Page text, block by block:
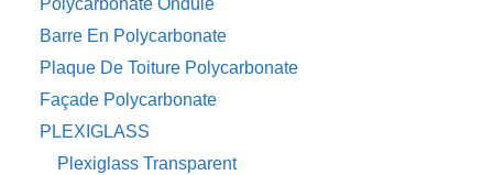
Polycarbonate Ondulé
Barre En Polycarbonate
Plaque De Toiture Polycarbonate
Façade Polycarbonate
PLEXIGLASS
Plexiglass Transparent